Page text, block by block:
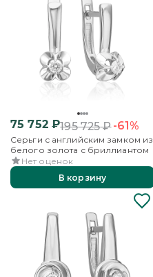
75 752₽195 725₽-61%
Серьги с английским замком из
белого золота с бриллиантом
Нет оценок
В корзину